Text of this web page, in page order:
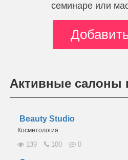
семинаре или
Активные салоны
Beauty Studio
Косметология
139 100 0